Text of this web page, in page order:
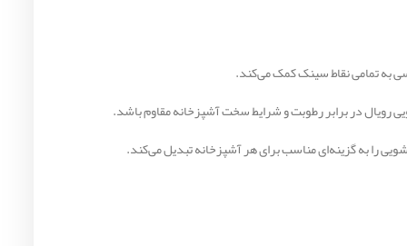
به تمامی نقاط سینک کمک می‌کند.
رویال در برابر رطوبت و شرایط سخت آشپزخانه مقاوم باشد.
را به گزینه‌ای مناسب برای هر آشپزخانه تبدیل می‌کند.